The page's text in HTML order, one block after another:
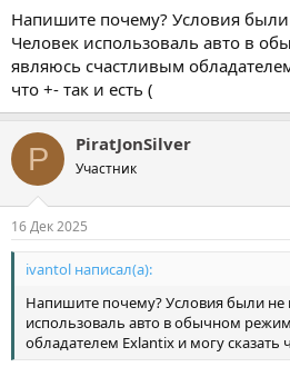
Время в пути 1 час 22 минуты
Пробег 161,1 км
средний расход энергии 8,1 квт.ч/100
средний расход топлива 9,3 л/100 км.
остаток заряда батареи 22 км
остаток топлива на 318 км
итого после поездки остаток
Проехал 161 км - энергии ушло на 313
Напишите почему? Условия
Человек использоваль авто в
являюсь счастливым
что +- так и есть (
P PiratJonSilver
Участник
16 Дек 2025
ivantol написал(а):
Напишите почему? Условия были не
использоваль авто в обычном
обладателем Exlantix и могу сказать